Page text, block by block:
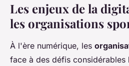
Les enjeux de la
les organisations
À l'ère numérique, les
face à des défis considérables